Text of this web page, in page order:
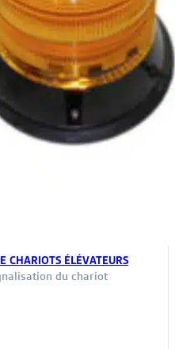
CHARIOTS ÉLÉVATEURS
du chariot